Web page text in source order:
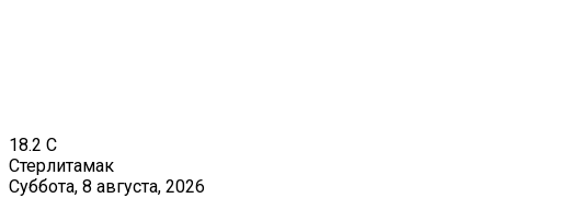
18.2 C
Стерлитамак
Суббота, 8 августа, 2026